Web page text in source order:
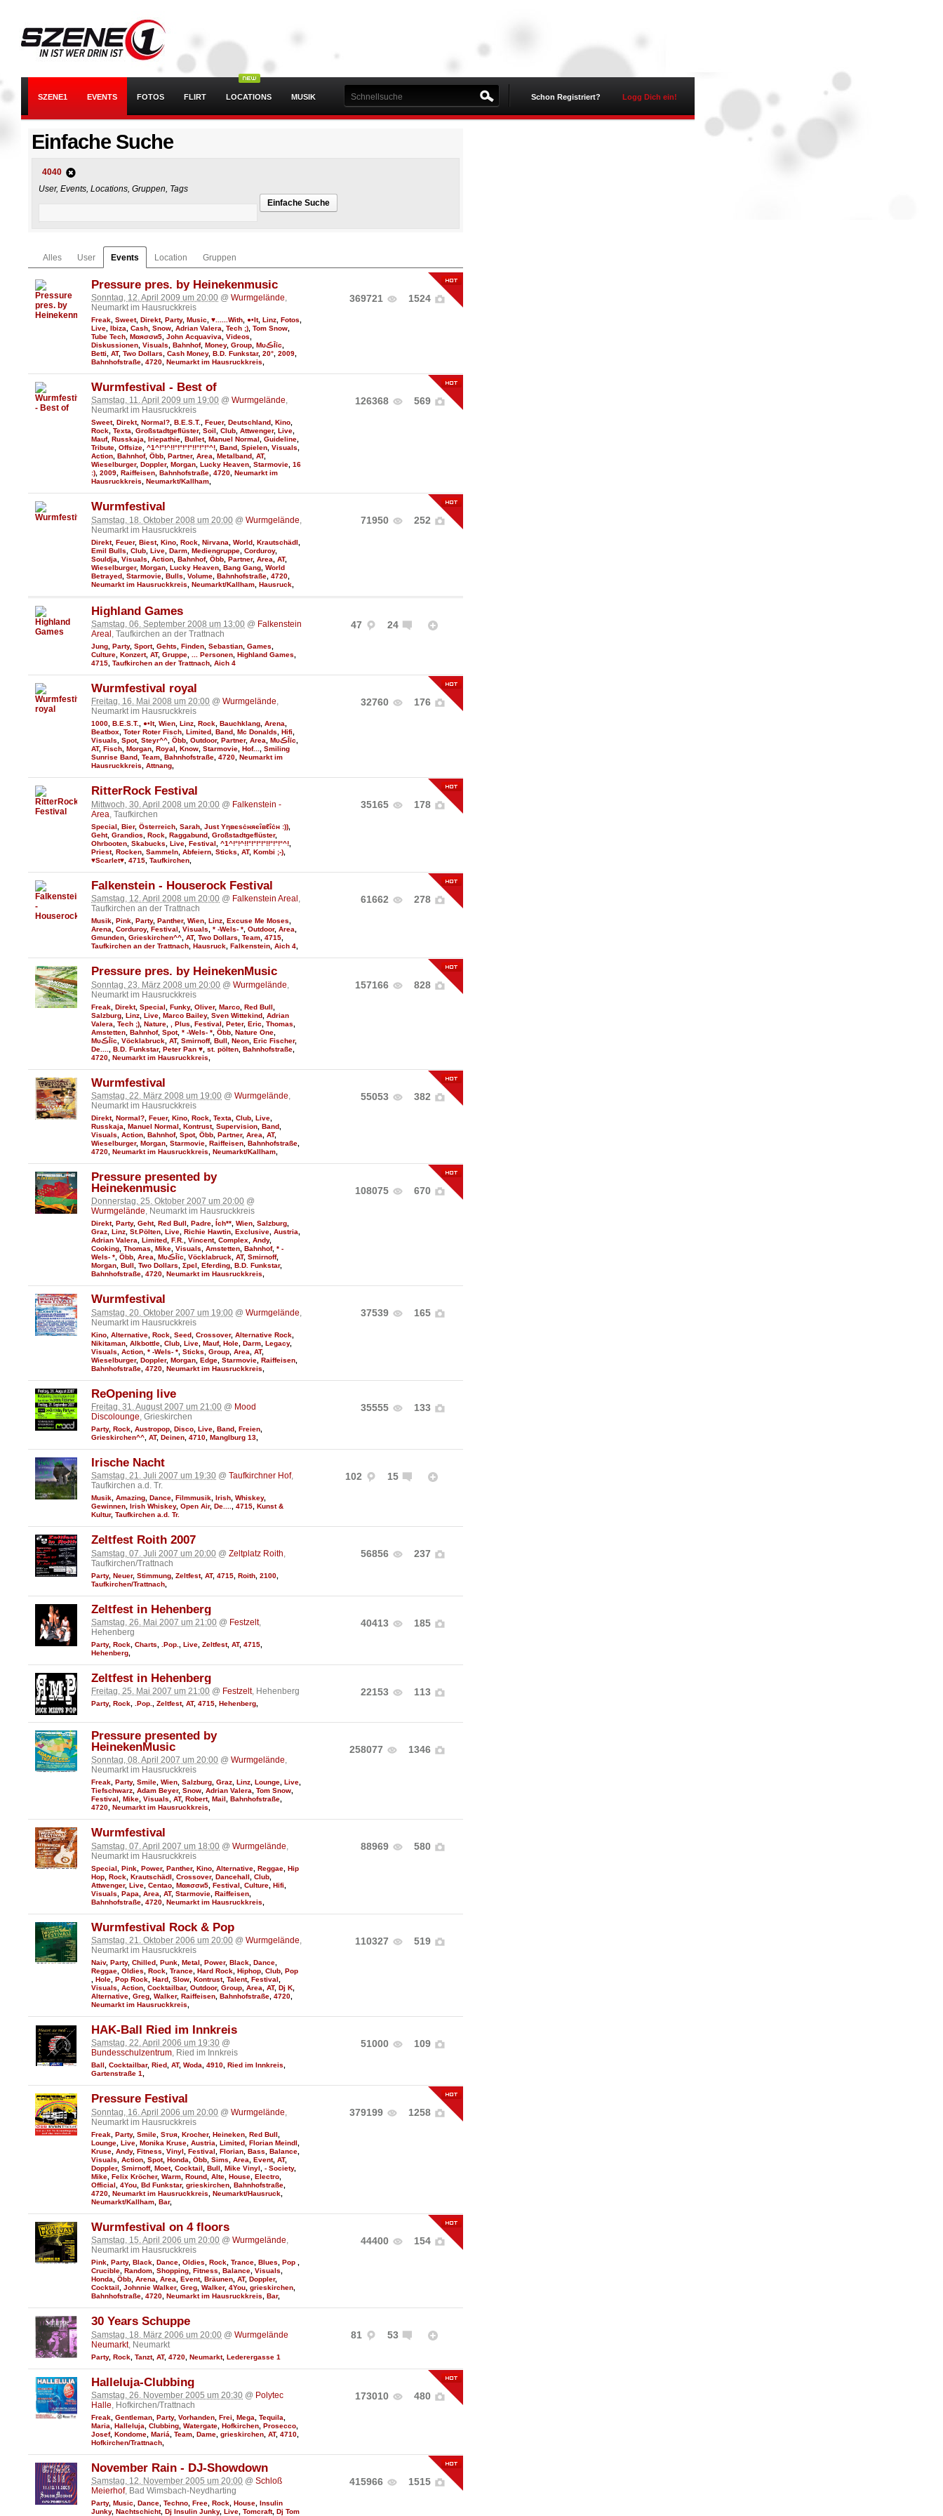
SZENE1 EVENTS FOTOS FLIRT LOCATIONS MUSIK Schon Registriert? Logg Dich ein!
Einfache Suche
4040
User, Events, Locations, Gruppen, Tags
Einfache Suche
Alles User Events Location Gruppen
369721 1524
Pressure pres. by Heinekenmusic
Sonntag, 12. April 2009 um 20:00 @ Wurmgelände,
Neumarkt im Hausruckkreis
Freak Sweet, Direkt, Party, Music ♥......With ●•It, Linz Fotos
Live Ibiza Cash Snow Adrian Valera Tech ;) Tom Snow
Tube Tech Мαяσσи5 John Acquaviva Videos
Diskussionen Visuals Bahnhof, Money, Group MυڪĪīc
Betti
AT, Two Dollars Cash Money, B.D. Funkstar, 20° 2009
Bahnhofstraße 4720 Neumarkt im Hausruckkreis
126368 569
Wurmfestival - Best of
Samstag, 11. April 2009 um 19:00 @ Wurmgelände,
Neumarkt im Hausruckkreis
Sweet, Direkt, Normal?, B.E.S.T., Feuer, Deutschland, Kino,
Rock, Texta, Großstadtgeflüster, Soil, Club, Attwenger, Live,
Mauf, Russkaja, Iriepathie, Bullet, Manuel Normal, Guideline,
Tribute, Offsize, ^1^!°!^!!°!°!°!°!!°!°!°^!, Band, Spielen, Visuals,
Action, Bahnhof, Öbb, Partner, Area, Metalband, AT,
Wieselburger, Doppler, Morgan, Lucky Heaven, Starmovie, 16
:), 2009, Raiffeisen, Bahnhofstraße, 4720, Neumarkt im
Hausruckkreis, Neumarkt/Kallham,
71950 252
Wurmfestival
Samstag, 18. Oktober 2008 um 20:00 @ Wurmgelände
Neumarkt im Hausruckkreis
Direkt, Feuer, Biest, Kino Rock Nirvana World Krautschädl
Emil Bulls
Club Live Darm Mediengruppe Corduroy,
Souldja
Visuals Action Bahnhof, Öbb Partner, Area AT,
Wieselburger, Morgan Lucky Heaven Bang Gang World
Betrayed Starmovie Bulls Volume Bahnhofstraße 4720
Neumarkt im Hausruckkreis
Neumarkt/Kallham Hausruck
47 24
Highland Games
Samstag, 06. September 2008 um 13:00 @ Falkenstein
Areal , Taufkirchen an der Trattnach
Jung Party, Sport, Gehts Finden Sebastian Games
Culture Konzert, AT, Gruppe ... Personen Highland Games
4715 Taufkirchen an der Trattnach Aich 4
32760 176
Wurmfestival royal
Freitag, 16. Mai 2008 um 20:00 @ Wurmgelände,
Neumarkt im Hausruckkreis
1000, B.E.S.T., ●•It, Wien, Linz, Rock, Bauchklang, Arena,
Beatbox, Toter Roter Fisch, Limited, Band, Mc Donalds, Hifi,
Visuals, Spot, Steyr^^, Öbb, Outdoor, Partner, Area, MυڪĪīc,
AT, Fisch, Morgan, Royal , Know, Starmovie, Hof..., Smiling
Sunrise Band, Team, Bahnhofstraße, 4720, Neumarkt im
Hausruckkreis, Attnang,
35165 178
RitterRock Festival
Mittwoch, 30. April 2008 um 20:00 @ Falkenstein -
Area , Taufkirchen
Special Bier, Österreich Sarah Just Υηвєѕċняєîвℓîċн :))
Geht, Grandios Rock Raggabund Großstadtgeflüster,
Ohrbooten Skabucks Live Festival ^1^!°!^!!°!°!°!°!!°!°!°^!
Priest, Rocken Sammeln Abfeiern Sticks AT, Kombi ;-)
♥Scarlet♥ 4715 Taufkirchen
61662 278
Falkenstein - Houserock Festival
Samstag, 12. April 2008 um 20:00 @ Falkenstein Areal ,
Taufkirchen an der Trattnach
Musik Pink Party, Panther, Wien Linz Excuse Me Moses
Arena
Corduroy, Festival Visuals * -Wels- * Outdoor, Area
Gmunden Grieskirchen^^ AT, Two Dollars Team 4715
Taufkirchen an der Trattnach Hausruck Falkenstein Aich 4
157166 828
Pressure pres. by HeinekenMusic
Sonntag, 23. März 2008 um 20:00 @ Wurmgelände
Neumarkt im Hausruckkreis
Freak Direkt, Special Funky, Oliver, Marco Red Bull
Salzburg Linz Live Marco Bailey, Sven Wittekind Adrian
Valera
Tech ;) Nature , Plus Festival Peter, Eric Thomas
Amstetten Bahnhof, Spot, * -Wels- * Öbb Nature One
MυڪĪīc
Vöcklabruck AT, Smirnoff, Bull Neon Eric Fischer,
De....
B.D. Funkstar, Peter Pan ♥ st. pölten Bahnhofstraße
4720 Neumarkt im Hausruckkreis
55053 382
Wurmfestival
Samstag, 22. März 2008 um 19:00 @ Wurmgelände,
Neumarkt im Hausruckkreis
Direkt, Normal? Feuer, Kino Rock Texta Club Live
Russkaja
Manuel Normal Kontrust, Supervision Band
Visuals
Action Bahnhof, Spot, Öbb Partner, Area AT,
Wieselburger, Morgan Starmovie Raiffeisen Bahnhofstraße
4720 Neumarkt im Hausruckkreis Neumarkt/Kallham
108075 670
Pressure presented by
Heinekenmusic
Donnerstag, 25. Oktober 2007 um 20:00 @
Wurmgelände, Neumarkt im Hausruckkreis
Direkt, Party, Geht, Red Bull, Padre, Ích**, Wien, Salzburg,
Graz, Linz, St.Pölten, Live, Richie Hawtin, Exclusive, Austria,
Adrian Valera, Limited, F.R., Vincent, Complex, Andy,
Cooking, Thomas, Mike, Visuals, Amstetten, Bahnhof, * -
Wels- *, Öbb, Area, MυڪĪīc, Vöcklabruck, AT, Smirnoff,
Morgan, Bull, Two Dollars, Σpєl, Eferding, B.D. Funkstar,
Bahnhofstraße, 4720, Neumarkt im Hausruckkreis,
37539 165
Wurmfestival
Samstag, 20. Oktober 2007 um 19:00 @ Wurmgelände
Neumarkt im Hausruckkreis
Kino Alternative Rock Seed Crossover, Alternative Rock
Nikitaman Alkbottle Club Live Mauf, Hole Darm Legacy,
Visuals
Action * -Wels- * Sticks Group Area AT,
Wieselburger, Doppler, Morgan Edge Starmovie Raiffeisen
Bahnhofstraße 4720 Neumarkt im Hausruckkreis
35555 133
ReOpening live
Freitag, 31. August 2007 um 21:00 @ Mood
Discolounge, Grieskirchen
Party, Rock Austropop Disco Live Band Freien
Grieskirchen^^ AT, Deinen 4710 Manglburg 13
102 15
Irische Nacht
Samstag, 21. Juli 2007 um 19:30 @ Taufkirchner Hof,
Taufkirchen a.d. Tr.
Musik, Amazing, Dance, Filmmusik, Irish, Whiskey,
Gewinnen, Irish Whiskey, Open Air, De...., 4715, Kunst &
Kultur, Taufkirchen a.d. Tr.
56856 237
Zeltfest Roith 2007
Samstag, 07. Juli 2007 um 20:00 @ Zeltplatz Roith
Taufkirchen/Trattnach
Party, Neuer, Stimmung Zeltfest, AT, 4715 Roith 2100
Taufkirchen/Trattnach
40413 185
Zeltfest in Hehenberg
Samstag, 26. Mai 2007 um 21:00 @ Festzelt,
Hehenberg
Party, Rock Charts .Pop. Live Zeltfest, AT, 4715
Hehenberg
22153 113
Zeltfest in Hehenberg
Freitag, 25. Mai 2007 um 21:00 @ Festzelt, Hehenberg
Party, Rock, .Pop., Zeltfest, AT, 4715, Hehenberg,
258077 1346
Pressure presented by
HeinekenMusic
Sonntag, 08. April 2007 um 20:00 @ Wurmgelände,
Neumarkt im Hausruckkreis
Freak, Party, Smile, Wien, Salzburg, Graz, Linz, Lounge, Live,
Tiefschwarz, Adam Beyer, Snow, Adrian Valera, Tom Snow,
Festival , Mike, Visuals, AT, Robert, Mail , Bahnhofstraße,
4720, Neumarkt im Hausruckkreis,
88969 580
Wurmfestival
Samstag, 07. April 2007 um 18:00 @ Wurmgelände
Neumarkt im Hausruckkreis
Special Pink Power, Panther, Kino Alternative Reggae Hip
Hop Rock Krautschädl Crossover, Dancehall Club
Attwenger, Live Centao Мαяσσи5 Festival Culture Hifi
Visuals
Papa Area AT, Starmovie Raiffeisen
Bahnhofstraße 4720 Neumarkt im Hausruckkreis
110327 519
Wurmfestival Rock & Pop
Samstag, 21. Oktober 2006 um 20:00 @ Wurmgelände,
Neumarkt im Hausruckkreis
Naiv, Party, Chilled Punk Metal Power, Black Dance
Reggae Oldies Rock Trance Hard Rock Hiphop Club Pop
Hole Pop Rock Hard Slow Kontrust, Talent, Festival
Visuals
Action Cocktailbar, Outdoor, Group Area AT, Dj K
Alternative Greg Walker, Raiffeisen Bahnhofstraße 4720
Neumarkt im Hausruckkreis
51000 109
HAK-Ball Ried im Innkreis
Samstag, 22. April 2006 um 19:30 @
Bundesschulzentrum, Ried im Innkreis
Ball , Cocktailbar, Ried, AT, Woda, 4910, Ried im Innkreis,
Gartenstraße 1,
379199 1258
Pressure Festival
Sonntag, 16. April 2006 um 20:00 @ Wurmgelände,
Neumarkt im Hausruckkreis
Freak Party, Smile Sтυя Krocher, Heineken Red Bull
Lounge Live Monika Kruse Austria Limited Florian Meindl
Kruse Andy, Fitness Vinyl Festival Florian Bass Balance
Visuals
Action Spot, Honda Öbb Sims Area Event, AT,
Doppler, Smirnoff, Moet, Cocktail Bull Mike Vinyl - Society,
Mike Felix Kröcher, Warm Round Alte House Electro
Official
4You Bd Funkstar, grieskirchen Bahnhofstraße
4720 Neumarkt im Hausruckkreis Neumarkt/Hausruck
Neumarkt/Kallham Bar,
44400 154
Wurmfestival on 4 floors
Samstag, 15. April 2006 um 20:00 @ Wurmgelände,
Neumarkt im Hausruckkreis
Pink Party, Black Dance Oldies Rock Trance Blues Pop
Crucible Random Shopping Fitness Balance Visuals
Honda
Öbb Arena Area Event, Bräunen AT, Doppler,
Cocktail
Johnnie Walker, Greg Walker, 4You grieskirchen
Bahnhofstraße 4720 Neumarkt im Hausruckkreis Bar,
81 53
30 Years Schuppe
Samstag, 18. März 2006 um 20:00 @ Wurmgelände
Neumarkt, Neumarkt
Party, Rock Tanzt, AT, 4720 Neumarkt, Lederergasse 1
173010 480
Halleluja-Clubbing
Samstag, 26. November 2005 um 20:30 @ Polytec
Halle, Hofkirchen/Trattnach
Freak Gentleman Party, Vorhanden Frei Mega Tequila
Maria
Halleluja Clubbing Watergate Hofkirchen Prosecco
Josef, Kondome Mariá Team Dame grieskirchen AT, 4710
Hofkirchen/Trattnach
415966 1515
November Rain - DJ-Showdown
Samstag, 12. November 2005 um 20:00 @ Schloß
Meierhof, Bad Wimsbach-Neydharting
Party, Music, Dance, Techno, Free, Rock, House, Insulin
Junky, Nachtschicht, Dj Insulin Junky, Live, Tomcraft, Dj Tom